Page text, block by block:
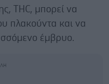
THC, μπορεί να
πλακούντα και να
έμβρυο.